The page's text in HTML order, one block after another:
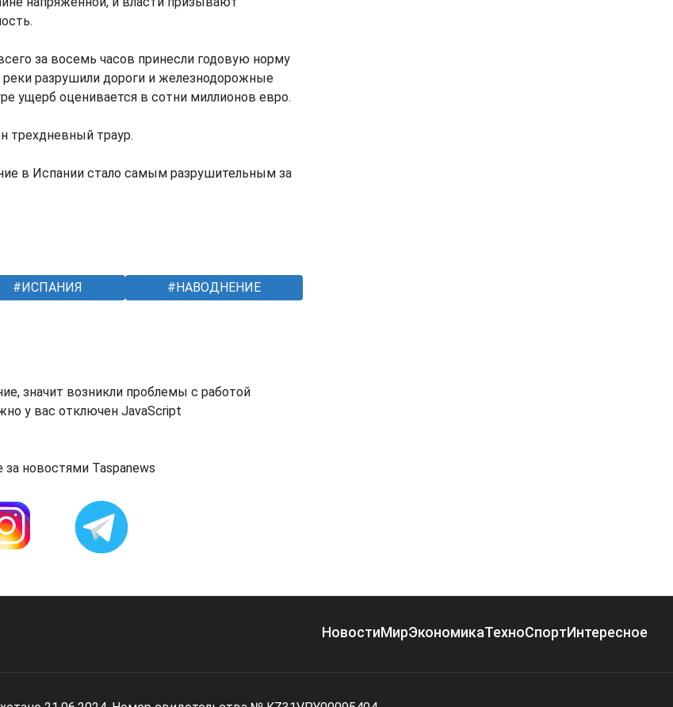
за восемь часов принесли годовую норму
разрушили дороги и железнодорожные
ущерб оценивается в сотни миллионов евро.
трехдневный траур.
в Испании стало самым разрушительным за
ИСПАНИЯ НАВОДНЕНИЕ
значит возникли проблемы с работой
у вас отключен JavaScript
за новостями Taspanews
НовостиМирЭкономикаТехноСпортИнтересное